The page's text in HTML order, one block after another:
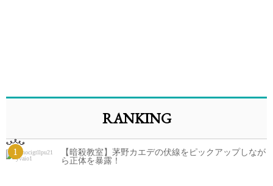
RANKING
1
【暗殺教室】茅野カエデの伏線をピックアップしなが
ら正体を暴露！